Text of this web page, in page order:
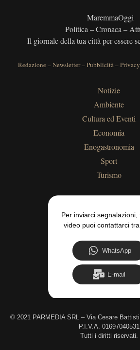
MaremmaOggi
Politica – Cronaca –
Il giornale della tua città per essere
Redazione –Newsletter–Pubblicità–
Notizie
Ambiente
Cultura ed Eventi
Economia
Enogastronomia
Sport
Turismo
Per inviarci segnalazioni,
video puoi contattarci
WhatsApp
E-mail
© 2021 PARMEDIA SRL – Via Cesare
P.I.V.A. 01697040531
Tutti i diritti riservati.